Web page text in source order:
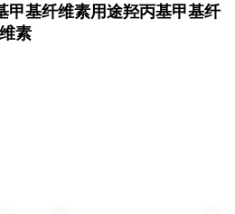
甲基纤维素用途羟丙基甲基纤
素